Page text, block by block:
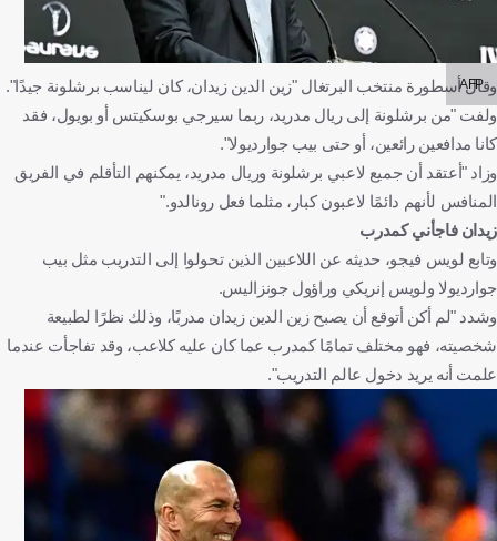
AFP
وقال أسطورة منتخب البرتغال "زين الدين زيدان، كان ليناسب برشلونة جيدًا".
ولفت "من برشلونة إلى ريال مدريد، ربما سيرجي بوسكيتس أو بويول، فقد
كانا مدافعين رائعين، أو حتى بيب جوارديولا".
وزاد "أعتقد أن جميع لاعبي برشلونة وريال مدريد، يمكنهم التأقلم في الفريق
المنافس لأنهم دائمًا لاعبون كبار، مثلما فعل رونالدو."
زيدان فاجأني كمدرب
وتابع لويس فيجو، حديثه عن اللاعبين الذين تحولوا إلى التدريب مثل بيب
جوارديولا ولويس إنريكي وراؤول جونزاليس.
وشدد "لم أكن أتوقع أن يصبح زين الدين زيدان مدربًا، وذلك نظرًا لطبيعة
شخصيته، فهو مختلف تمامًا كمدرب عما كان عليه كلاعب، وقد تفاجأت عندما
علمت أنه يريد دخول عالم التدريب".